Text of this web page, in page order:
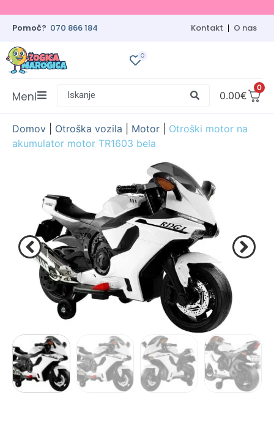
Pomoč? 070 866 184 Kontakt O nas
0
0
0.00€
Iskanje
Meni
Domov Otroška vozila Motor
Otroški motor na
akumulator motor TR1603 bela